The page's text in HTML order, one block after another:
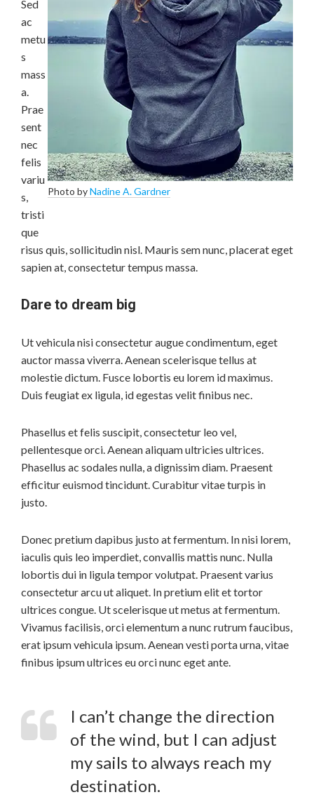
Photo byNadine A. Gardner
Sed
ac
metu
s
mass
a.
Prae
sent
nec
felis
variu
s,
tristi
que
risus quis, sollicitudin nisl. Mauris sem nunc, placerat eget
sapien at, consectetur tempus massa.
Dare to dream big
Ut vehicula nisi consectetur augue condimentum, eget
auctor massa viverra. Aenean scelerisque tellus at
molestie dictum. Fusce lobortis eu lorem id maximus.
Duis feugiat ex ligula, id egestas velit finibus nec.
Phasellus et felis suscipit, consectetur leo vel,
pellentesque orci. Aenean aliquam ultricies ultrices.
Phasellus ac sodales nulla, a dignissim diam. Praesent
efficitur euismod tincidunt. Curabitur vitae turpis in
justo.
Donec pretium dapibus justo at fermentum. In nisi lorem,
iaculis quis leo imperdiet, convallis mattis nunc. Nulla
lobortis dui in ligula tempor volutpat. Praesent varius
consectetur arcu ut aliquet. In pretium elit et tortor
ultrices congue. Ut scelerisque ut metus at fermentum.
Vivamus facilisis, orci elementum a nunc rutrum faucibus,
erat ipsum vehicula ipsum. Aenean vesti porta urna, vitae
finibus ipsum ultrices eu orci nunc eget ante.
I can’t change the direction
of the wind, but I can adjust
my sails to always reach my
destination.